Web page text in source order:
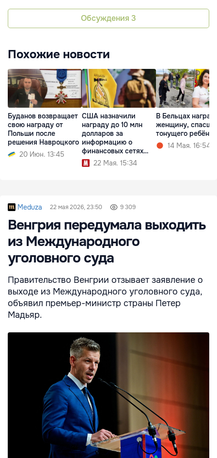
Обсуждения 3
Похожие новости
Буданов возвращает
свою награду от
Польши после
решения Навроцкого
20 Июн. 13:45
США назначили
награду до 10 млн
долларов за
информацию о
финансовых сетях
«Хезболлах»
22 Мая. 15:34
В Бельцах
женщину,
тонущего ребёнка
14 Мая. 16:54
Meduza 22 мая 2026, 23:50 9 309
Венгрия передумала выходить
из Международного
уголовного суда
Правительство Венгрии отзывает заявление о
выходе из Международного уголовного суда,
объявил премьер-министр страны Петер
Мадьяр.